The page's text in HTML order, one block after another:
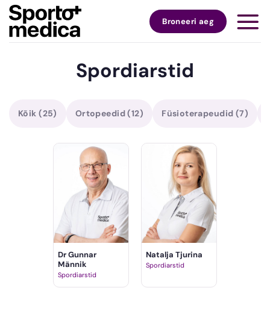
Skip
content
Broneeri aeg
Spordiarstid
Kõik(25) Ortopeedid(12) Füsioterapeudid (7)
Dr Gunnar
Männik
Spordiarstid
Natalja Tjurina
Spordiarstid